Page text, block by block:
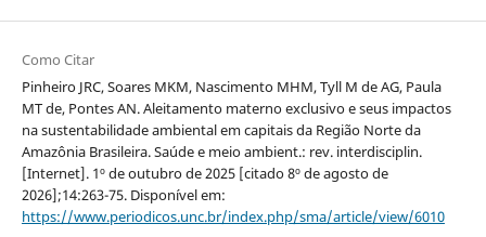
Como Citar
Pinheiro JRC, Soares MKM, Nascimento MHM, Tyll M de AG, Paula
MT de, Pontes AN. Aleitamento materno exclusivo e seus impactos
na sustentabilidade ambiental em capitais da Região Norte da
Amazônia Brasileira. Saúde e meio ambient.: rev. interdisciplin.
[Internet]. 1º de outubro de 2025 [citado 8º de agosto de
2026];14:263-75. Disponível em:
https://www.periodicos.unc.br/index.php/sma/article/view/6010